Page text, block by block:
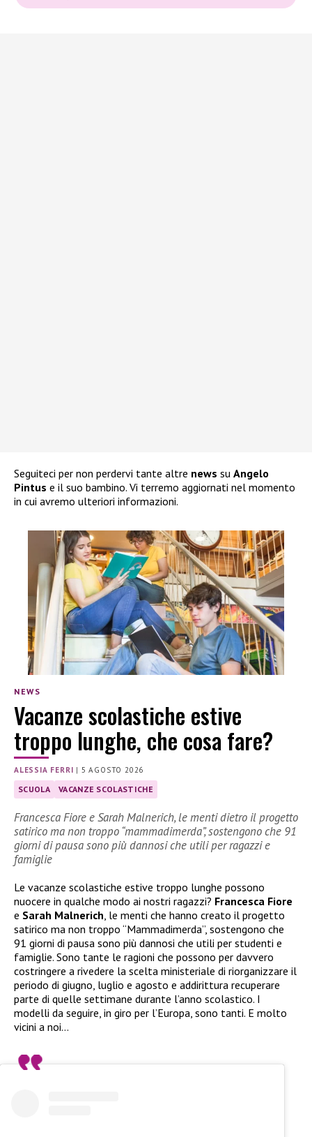
Seguiteci per non perdervi tante altre news su Angelo
Pintus e il suo bambino. Vi terremo aggiornati nel momento
in cui avremo ulteriori informazioni.
NEWS
Vacanze scolastiche estive
troppo lunghe, che cosa fare?
ALESSIA FERRI | 5 AGOSTO 2026
SCUOLA VACANZE SCOLASTICHE
Francesca Fiore e Sarah Malnerich, le menti dietro il progetto
satirico ma non troppo “mammadimerda”, sostengono che 91
giorni di pausa sono più dannosi che utili per ragazzi e
famiglie
Le vacanze scolastiche estive troppo lunghe possono
nuocere in qualche modo ai nostri ragazzi? Francesca Fiore
e Sarah Malnerich , le menti che hanno creato il progetto
satirico ma non troppo “Mammadimerda”, sostengono che
91 giorni di pausa sono più dannosi che utili per studenti e
famiglie. Sono tante le ragioni che possono per davvero
costringere a rivedere la scelta ministeriale di riorganizzare il
periodo di giugno, luglio e agosto e addirittura recuperare
parte di quelle settimane durante l’anno scolastico. I
modelli da seguire, in giro per l’Europa, sono tanti. E molto
vicini a noi…